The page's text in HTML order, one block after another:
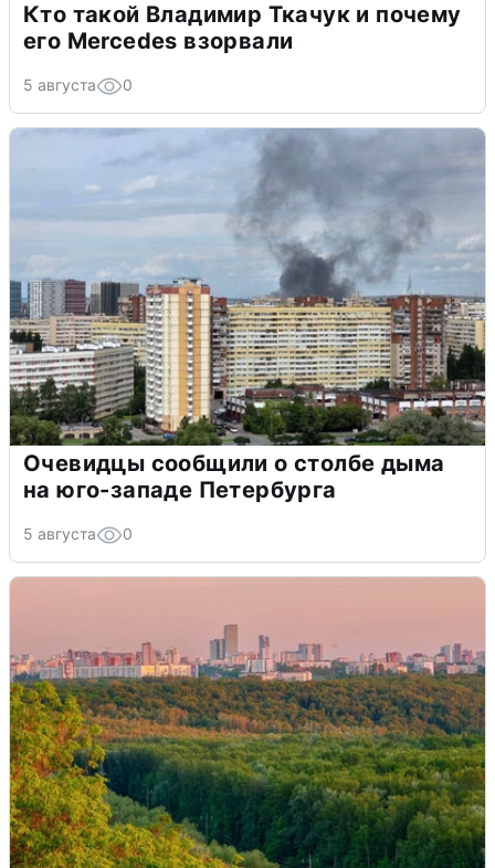
Кто такой Владимир Ткачук и почему
его Mercedes взорвали
5 августа 0
Очевидцы сообщили о столбе дыма
на юго-западе Петербурга
5 августа 0